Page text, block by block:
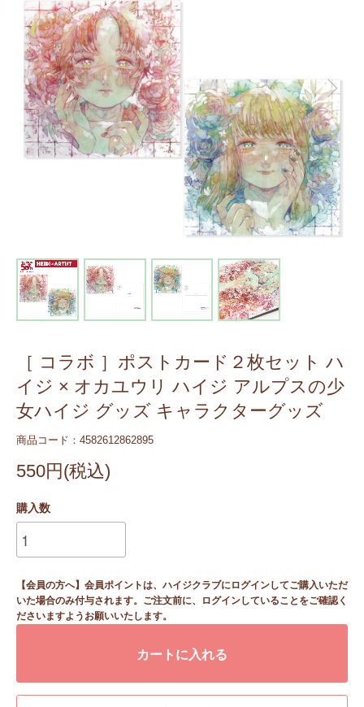
［ コラボ ］ポストカード２枚セット ハ
イジ × オカユウリ ハイジ アルプスの少
女ハイジ グッズ キャラクターグッズ
商品コード：4582612862895
550円(税込)
購入数
【会員の方へ】会員ポイントは、ハイジクラブにログインしてご購入いただ
いた場合のみ付与されます。ご注文前に、ログインしていることをご確認く
ださいますようお願いいたします。
カートに入れる